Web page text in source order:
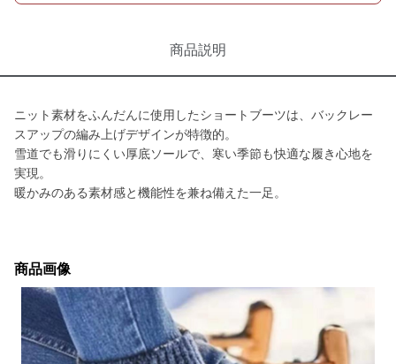
商品説明
ニット素材をふんだんに使用したショートブーツは、バックレー
スアップの編み上げデザインが特徴的。
雪道でも滑りにくい厚底ソールで、寒い季節も快適な履き心地を
実現。
暖かみのある素材感と機能性を兼ね備えた一足。
商品画像